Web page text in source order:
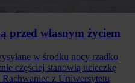
przed własnym życiem
w środku nocy rzadko
częściej stanowią ucieczkę
Rachwaniec z Uniwersytetu